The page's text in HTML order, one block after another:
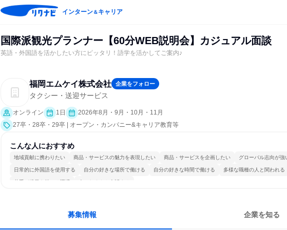
インターン＆キャリア
国際派観光プランナー【60分WEB説明会】カジュアル面談
英語・外国語を活かしたい方にピッタリ！語学を活かしてご案内♪
福岡エムケイ株式会社 企業をフォロー
タクシー・送迎サービス
オンライン 1日
2026年8月・9月・10月・11月
27卒・28卒・29卒 | オープン・カンパニー&キャリア教育等
こんな人におすすめ
地域貢献に携わりたい 商品・サービスの魅力を表現したい 商品・サービスを企画したい グローバル志向が強
日常的に外国語を使用する 自分の好きな場所で働ける 自分の好きな時間で働ける 多様な職種の人と関われる
若手が裁量を持てる環境 人とたくさん会話する
募集情報 企業を知る